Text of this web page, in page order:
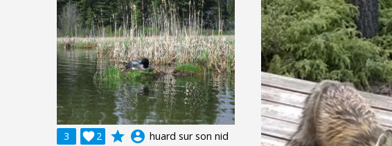
3 2
 grade account_circle huard sur son nid